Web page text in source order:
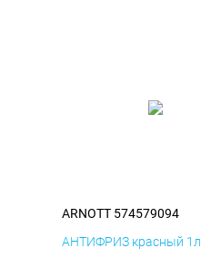
ARNOTT 574579094
АНТИФРИЗ красный 1л.